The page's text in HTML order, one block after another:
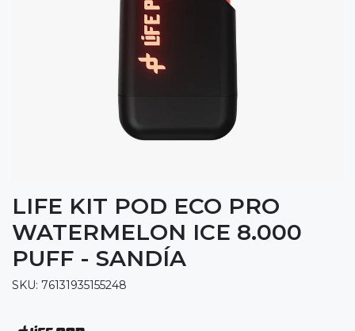
LIFE KIT POD ECO PRO
WATERMELON ICE 8.000
PUFF - SANDÍA
SKU: 76131935155248